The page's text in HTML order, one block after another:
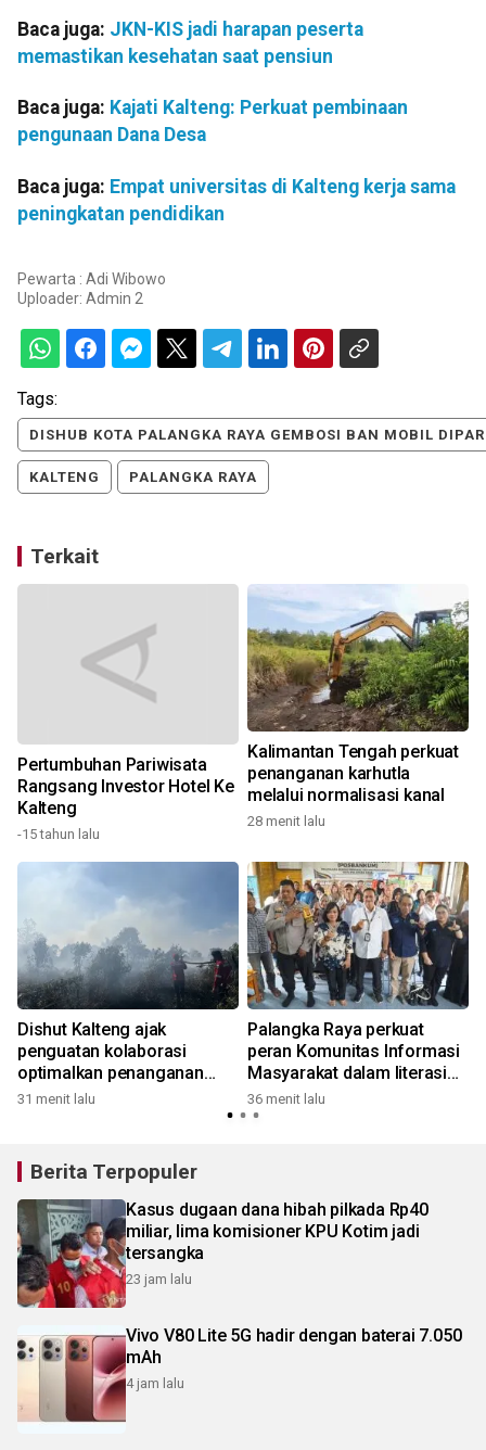
Baca juga: JKN-KIS jadi harapan peserta
memastikan kesehatan saat pensiun
Baca juga: Kajati Kalteng: Perkuat pembinaan
pengunaan Dana Desa
Baca juga: Empat universitas di Kalteng kerja sama
peningkatan pendidikan
Pewarta : Adi Wibowo
Uploader: Admin 2
Tags:
DISHUB KOTA PALANGKA RAYA GEMBOSI BAN MOBIL
KALTENG PALANGKA RAYA
Terkait
Pertumbuhan Pariwisata
Rangsang Investor Hotel Ke
Kalteng
-15 tahun lalu
Kalimantan Tengah perkuat
penanganan karhutla
melalui normalisasi kanal
28 menit lalu
Dishut Kalteng ajak
penguatan kolaborasi
optimalkan penanganan
karhutla
31 menit lalu
Palangka Raya perkuat
peran Komunitas Informasi
Masyarakat dalam literasi
digital
36 menit lalu
Berita Terpopuler
Kasus dugaan dana hibah pilkada Rp40
miliar, lima komisioner KPU Kotim jadi
tersangka
23 jam lalu
Vivo V80 Lite 5G hadir dengan baterai 7.050
mAh
4 jam lalu